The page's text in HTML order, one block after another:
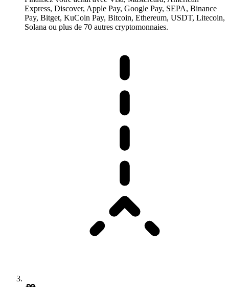
Express, Discover, Apple Pay, Google Pay, SEPA, Binance
Pay, Bitget, KuCoin Pay, Bitcoin, Ethereum, USDT, Litecoin,
Solana ou plus de 70 autres cryptomonnaies.